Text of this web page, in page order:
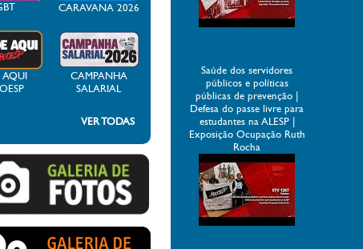
CARAVANA 2026
AQUI
CAMPANHA
SALARIAL
VER TODAS
Saúde dos servidores
públicos e políticas
públicas de prevenção |
Defesa do passe livre para
estudantes na ALESP |
Exposição Ocupação Ruth
Rocha